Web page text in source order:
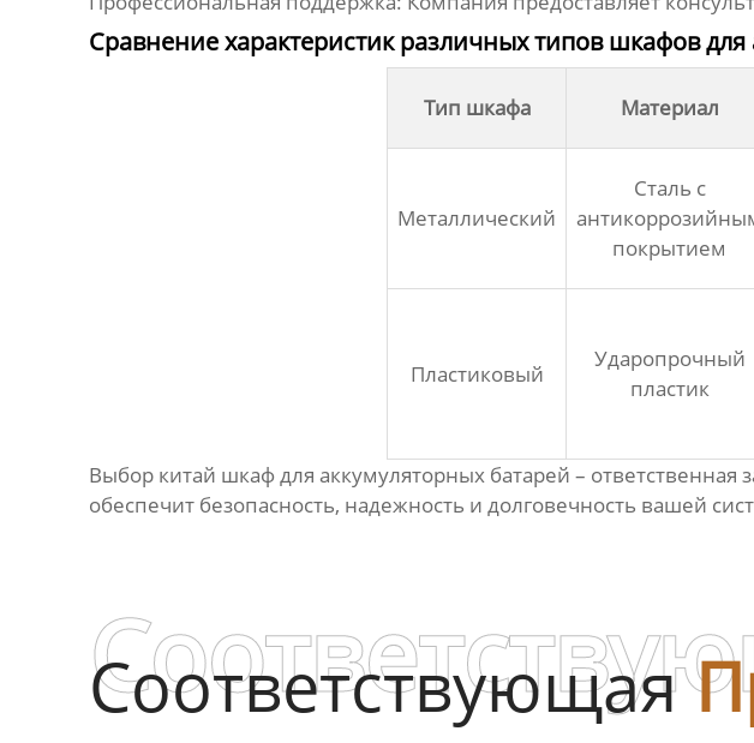
Сравнение характеристик различных типов шкафов для
Тип шкафа Материал
Металлический
Сталь с
покрытием
Пластиковый
Ударопрочный
пластик
Выбор китай шкаф для аккумуляторных батарей –
обеспечит безопасность, надежность и долговечность вашей
Соответствующая